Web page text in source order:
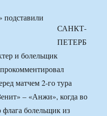
САНКТ-
ПЕТЕРБ
и болельщик
матчем 2-го тура
– «Анжи», когда во
флага болельщик из